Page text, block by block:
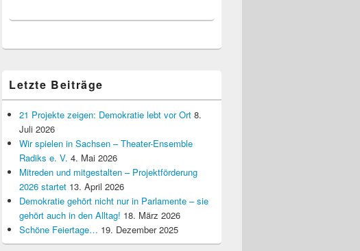
Letzte Beiträge
21 Projekte zeigen: Demokratie lebt vor Ort 8.
Juli 2026
Wir spielen in Sachsen – Theater-Ensemble
Radiks e. V. 4. Mai 2026
Mitreden und mitgestalten – Projektförderung
2026 startet 13. April 2026
Demokratie gehört nicht nur in Parlamente – sie
gehört auch in den Alltag! 18. März 2026
Schöne Feiertage… 19. Dezember 2025